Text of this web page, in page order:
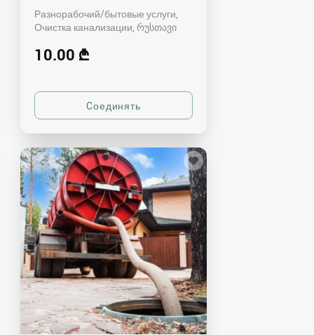
Разнорабочий/бытовые услуги,
Очистка канализации რუსთავი
10.00 ₾